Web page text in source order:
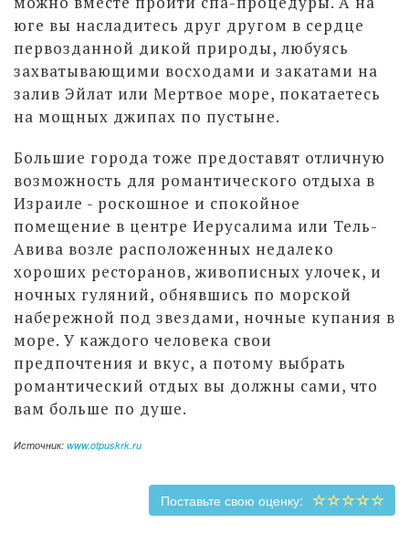
юге вы насладитесь друг другом в сердце
первозданной дикой природы, любуясь
захватывающими восходами и закатами на
залив Эйлат или Мертвое море, покатаетесь
на мощных джипах по пустыне.
Большие города тоже предоставят отличную
возможность для романтического отдыха в
Израиле - роскошное и спокойное
помещение в центре Иерусалима или Тель-
Авива возле расположенных недалеко
хороших ресторанов, живописных улочек, и
ночных гуляний, обнявшись по морской
набережной под звездами, ночные купания в
море. У каждого человека свои
предпочтения и вкус, а потому выбрать
романтический отдых вы должны сами, что
вам больше по душе.
Источник: www.otpuskrk.ru
Поставьте свою оценку: